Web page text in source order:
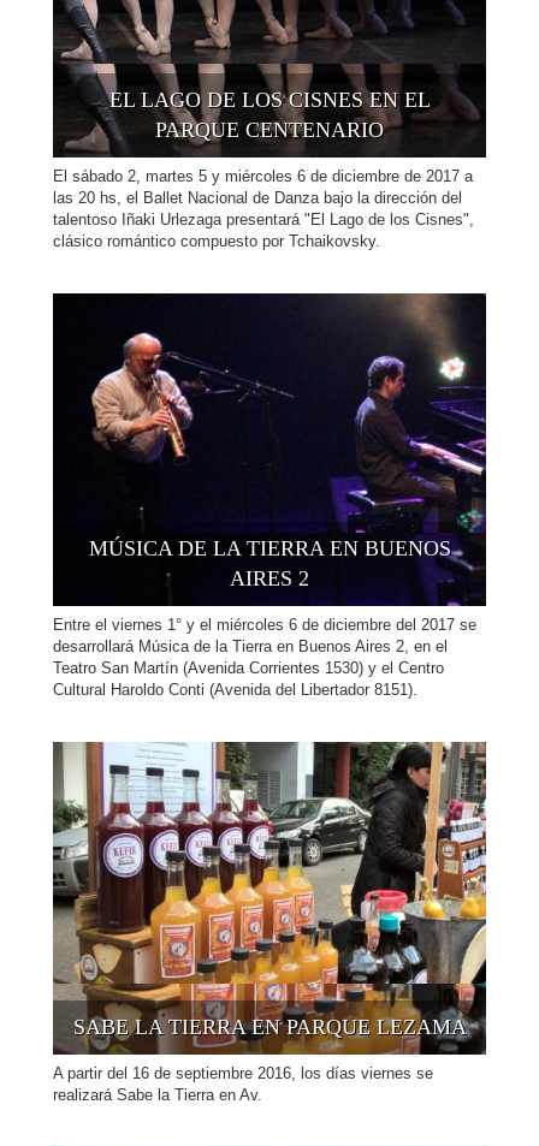
EL LAGO DE LOS CISNES EN EL
PARQUE CENTENARIO
El sábado 2, martes 5 y miércoles 6 de diciembre de 2017 a
las 20 hs, el Ballet Nacional de Danza bajo la dirección del
talentoso Iñaki Urlezaga presentará "El Lago de los Cisnes",
clásico romántico compuesto por Tchaikovsky.
MÚSICA DE LA TIERRA EN BUENOS
AIRES 2
Entre el viernes 1° y el miércoles 6 de diciembre del 2017 se
desarrollará Música de la Tierra en Buenos Aires 2, en el
Teatro San Martín (Avenida Corrientes 1530) y el Centro
Cultural Haroldo Conti (Avenida del Libertador 8151).
SABE LA TIERRA EN PARQUE LEZAMA
A partir del 16 de septiembre 2016, los días viernes se
realizará Sabe la Tierra en Av.